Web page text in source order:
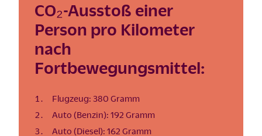
CO₂-Ausstoß einer
Person pro Kilometer
nach
Fortbewegungsmittel:
Flugzeug: 380 Gramm
Auto (Benzin): 192 Gramm
Auto (Diesel): 162 Gramm